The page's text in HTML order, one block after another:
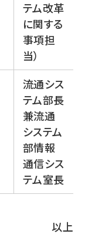
テム改革
に関する
事項担
当）
流通シス
テム部長
兼流通
システム
部情報
通信シス
テム室長
以上